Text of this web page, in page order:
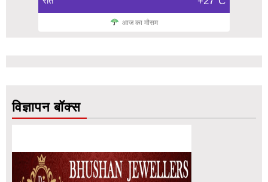
आज का मौसम
विज्ञापन बॉक्स